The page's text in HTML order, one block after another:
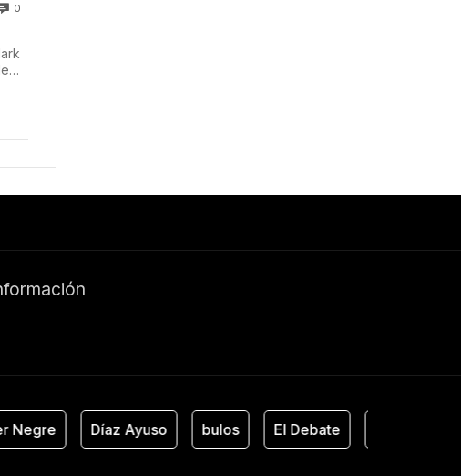
0
Negre Díaz Ayuso bulos El Debate